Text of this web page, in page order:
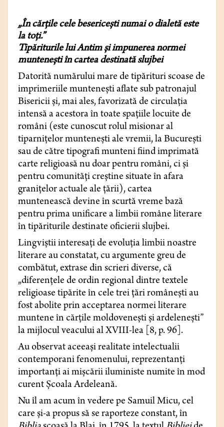
„În cărțile cele besericești numai o dialetă este
la toți.”
Tipăriturile lui Antim și impunerea normei
muntenești în cartea destinată slujbei
Datorită numărului mare de tipărituri scoase de
imprimeriile muntenești aflate sub patronajul
Bisericii și, mai ales, favorizată de circulația
intensă a acestora în toate spațiile locuite de
români (este cunoscut rolul misionar al
tiparnițelor muntenești ale vremii, la București
sau de către tipografi munteni fiind imprimată
carte religioasă nu doar pentru români, ci și
pentru comunități creștine situate în afara
granițelor actuale ale țării), cartea
muntenească devine în scurtă vreme bază
pentru prima unificare a limbii române literare
în tipăriturile destinate oficierii slujbei.
Lingviștii interesați de evoluția limbii noastre
literare au constatat, cu argumente greu de
combătut, extrase din scrieri diverse, că
„diferențele de ordin regional dintre textele
religioase tipărite în cele trei țări românești au
fost abolite prin acceptarea normei literare
muntene în cărțile moldovenești și ardelenești”
la mijlocul veacului al XVIII-lea [8, p. 96].
Au observat aceeași realitate intelectualii
contemporani fenomenului, reprezentanți
importanți ai mișcării iluministe numite în mod
curent Școala Ardeleană.
Nu îl am acum în vedere pe Samuil Micu, cel
care și-a propus să se raporteze constant, în